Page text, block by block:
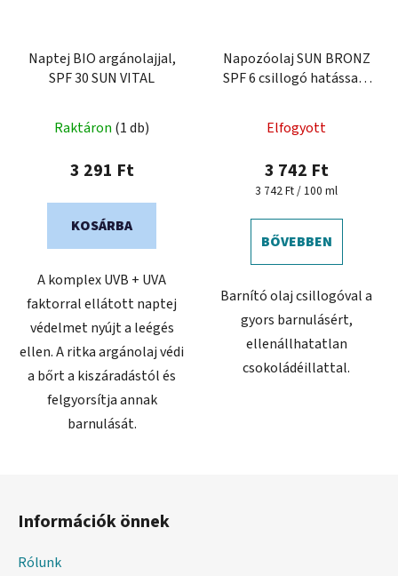
Naptej BIO argánolajjal,
SPF 30 SUN VITAL
Raktáron (1 db)
3 291 Ft
KOSÁRBA
A komplex UVB + UVA
faktorral ellátott naptej
védelmet nyújt a leégés
ellen. A ritka argánolaj védi
a bőrt a kiszáradástól és
felgyorsítja annak
barnulását.
Napozóolaj SUN BRONZ
SPF 6 csillogó hatással -
Elfogyott
3 742 Ft
Egységár:
3 742 Ft / 100 ml
BŐVEBBEN
Barnító olaj csillogóval a
gyors barnulásért,
ellenállhatatlan
csokoládéillattal.
Információk önnek
Rólunk